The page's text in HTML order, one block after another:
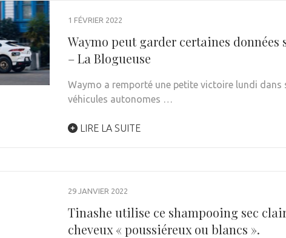
1 FÉVRIER 2022
Waymo peut garder certaines données
– La Blogueuse
Waymo a remporté une petite victoire lundi
véhicules autonomes …
LIRE LA SUITE
29 JANVIER 2022
Tinashe utilise ce shampooing sec
cheveux « poussiéreux ou blancs ».